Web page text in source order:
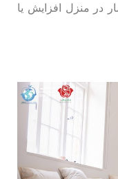
در منزل افزایش یا